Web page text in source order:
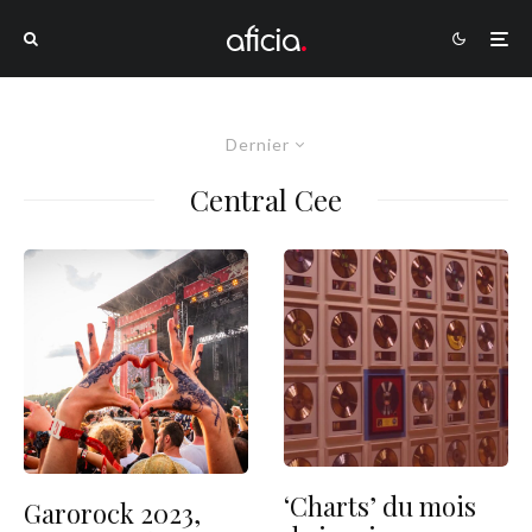
Dernier
Central Cee
Garorock 2023,
‘Charts’ du mois